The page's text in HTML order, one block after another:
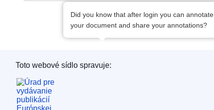
Did you know that after login you can annotate
your document and share your annotations?
Úrad pre vydávanie publikácií Európskej únie
Toto webové sídlo spravuje: